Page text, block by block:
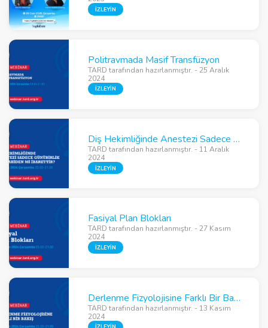
İZLEYİN
Politravmada Masif Transfüzyon
TARD tarafından hazırlanmıştır. - 25 Aralık
2024
İZLEYİN
Diş Hekimliğinde Anestezi Sadece Günübirlik Cerrahiden mi İbarettir?
TARD tarafından hazırlanmıştır. - 11 Aralık
2024
İZLEYİN
Fasiyal Plan Blokları
TARD tarafından hazırlanmıştır. - 27 Kasım
2024
İZLEYİN
Derlenme Fizyolojisine Farklı Bir Bakış
TARD tarafından hazırlanmıştır. - 13 Kasım
2024